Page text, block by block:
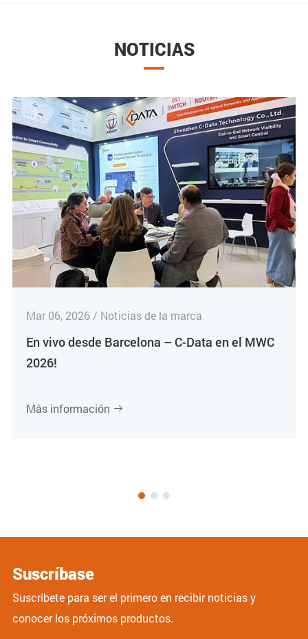
NOTICIAS
Mar 06, 2026 / Noticias de la marca
En vivo desde Barcelona – C-Data en el MWC
2026!
Más información 
Suscríbase
Suscríbete para ser el primero en recibir noticias y
conocer los próximos productos.